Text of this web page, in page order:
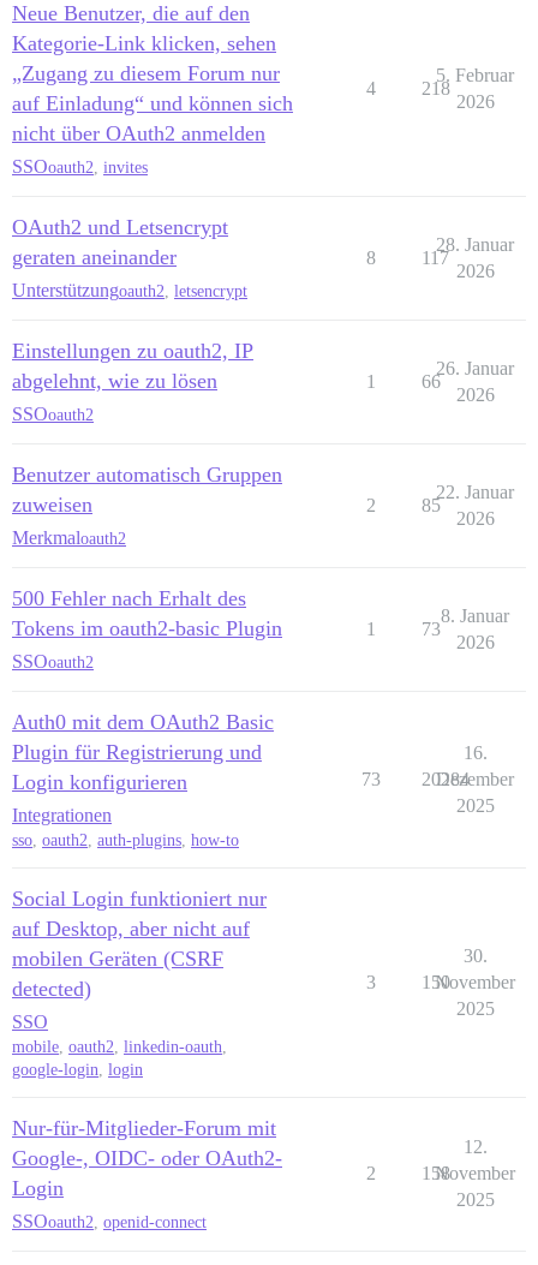
Neue Benutzer, die auf den
Kategorie-Link klicken, sehen
„Zugang zu diesem Forum nur
auf Einladung“ und können sich
nicht über OAuth2 anmelden
SSOoauth2 invites
4 218
5. Februar
2026
OAuth2 und Letsencrypt
geraten aneinander
Unterstützungoauth2 letsencrypt
8 117
28. Januar
2026
Einstellungen zu oauth2, IP
abgelehnt, wie zu lösen
SSOoauth2
1 66
26. Januar
2026
Benutzer automatisch Gruppen
zuweisen
Merkmaloauth2
2 85
22. Januar
2026
500 Fehler nach Erhalt des
Tokens im oauth2-basic Plugin
SSOoauth2
1 73
8. Januar
2026
Auth0 mit dem OAuth2 Basic
Plugin für Registrierung und
Login konfigurieren
Integrationen
sso, oauth2, auth-plugins, how-to
73 20284
16.
Dezember
2025
Social Login funktioniert nur
auf Desktop, aber nicht auf
mobilen Geräten (CSRF
detected)
SSO
mobile, oauth2, linkedin-oauth,
google-login, login
3 150
30.
November
2025
Nur-für-Mitglieder-Forum mit
Google-, OIDC- oder OAuth2-
Login
SSOoauth2 openid-connect
2 158
12.
November
2025